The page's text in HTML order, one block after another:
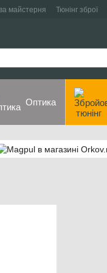
майстерня Тюнінг зброї
Оптика